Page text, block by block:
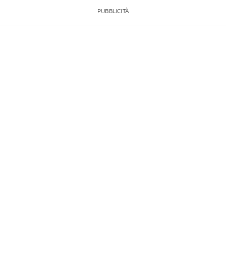
PUBBLICITÀ